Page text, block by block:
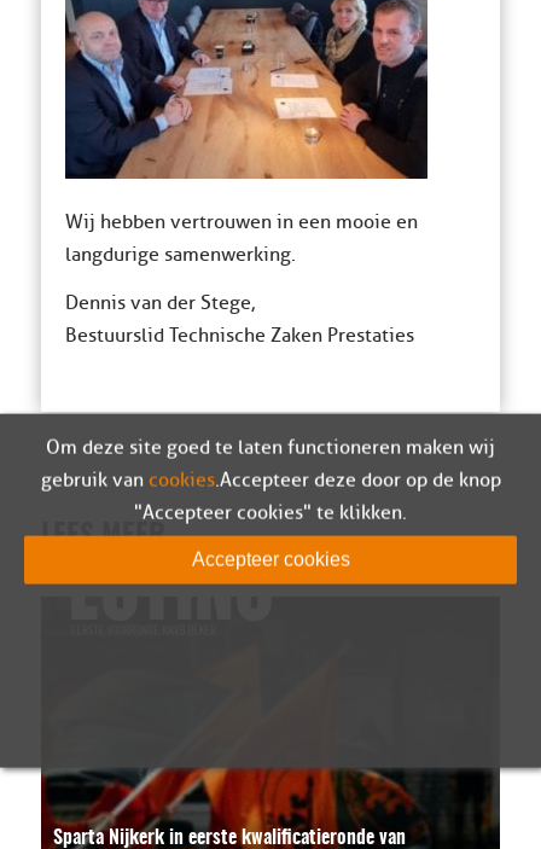
Wij hebben vertrouwen in een mooie en
langdurige samenwerking.
Dennis van der Stege,
Bestuurslid Technische Zaken Prestaties
LEES MEER
Sparta Nijkerk in eerste kwalificatieronde van
Om deze site goed te laten functioneren maken wij
gebruik van cookies. Accepteer deze door op de knop
"Accepteer cookies" te klikken.
Accepteer cookies